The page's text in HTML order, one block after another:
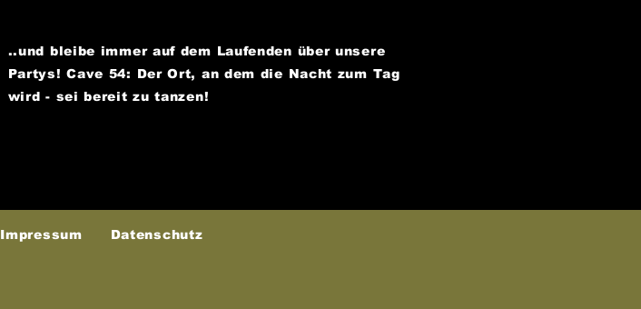
..und bleibe immer auf dem Laufenden über unsere
Partys!Cave 54: Der Ort, an dem die Nacht zum Tag
wird - sei bereit zu tanzen!
Impressum Datenschutz